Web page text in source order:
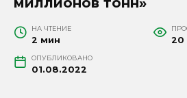
НА ЧТЕНИЕ
2 мин 20
ОПУБЛИКОВАНО
01.08.2022